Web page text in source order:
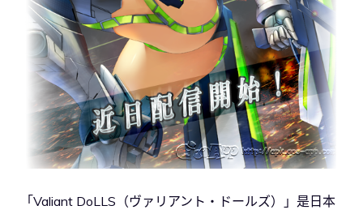
「Valiant DoLLS（ヴァリアント・ドールズ）」是日本